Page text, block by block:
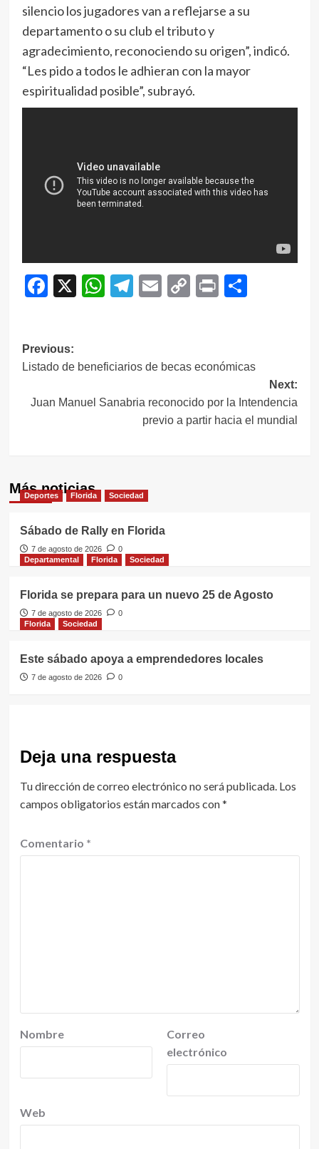
silencio los jugadores van a reflejarse a su
departamento o su club el tributo y
agradecimiento, reconociendo su origen”, indicó.
“Les pido a todos le adhieran con la mayor
espiritualidad posible”, subrayó.
Facebook
X WhatsApp
Telegram
EmailCopy
Print
Navegación
de
entradas
Previous:
Listado de beneficiarios de becas económicas
Next:
Juan Manuel Sanabria reconocido por la Intendencia
previo a partir hacia el mundial
Más noticias
Deportes Florida Sociedad
Sábado de Rally en Florida
7 de agosto de 2026
0
Departamental
Florida Sociedad
Florida se prepara para un nuevo 25 de Agosto
7 de agosto de 2026
0
Florida
Sociedad
Este sábado apoya a emprendedores locales
7 de agosto de 2026 0
Deja una respuesta
Tu dirección de correo electrónico no será publicada. Los
campos obligatorios están marcados con*
Comentario *
Nombre
Correo
electrónico
Web